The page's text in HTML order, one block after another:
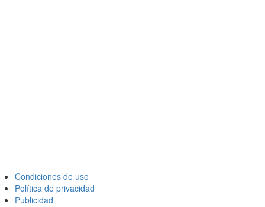
Condiciones de uso
Política de privacidad
Publicidad